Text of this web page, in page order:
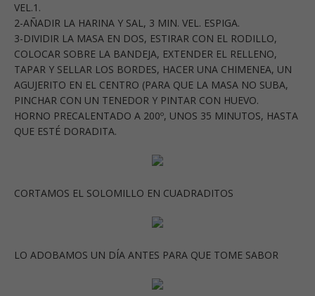
VEL.1.
2-AÑADIR LA HARINA Y SAL, 3 MIN. VEL. ESPIGA.
3-DIVIDIR LA MASA EN DOS, ESTIRAR CON EL RODILLO,
COLOCAR SOBRE LA BANDEJA, EXTENDER EL RELLENO,
TAPAR Y SELLAR LOS BORDES, HACER UNA CHIMENEA, UN
AGUJERITO EN EL CENTRO (PARA QUE LA MASA NO SUBA,
PINCHAR CON UN TENEDOR Y PINTAR CON HUEVO.
HORNO PRECALENTADO A 200º, UNOS 35 MINUTOS, HASTA
QUE ESTÉ DORADITA.
CORTAMOS EL SOLOMILLO EN CUADRADITOS
LO ADOBAMOS UN DÍA ANTES PARA QUE TOME SABOR